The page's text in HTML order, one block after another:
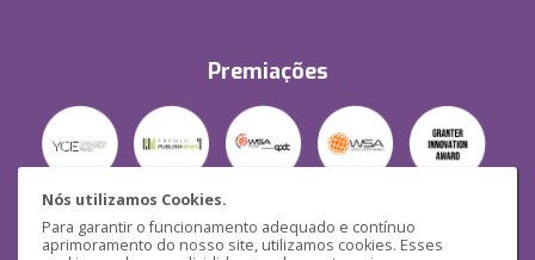
Nós utilizamos Cookies.
Para garantir o funcionamento adequado e contínuo
aprimoramento do nosso site, utilizamos cookies. Esses
Premiações
Segurança